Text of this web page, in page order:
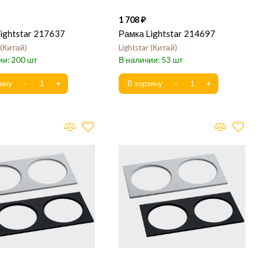
217637
Китай
200
1 708
Рамка Lightstar 214697
Lightstar Китай
53